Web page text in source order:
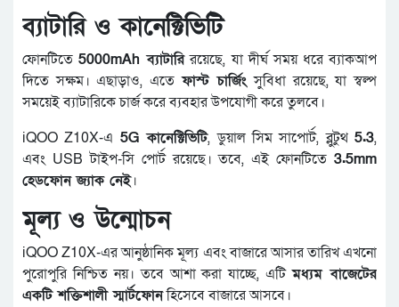
ব্যাটারি ও কানেক্টিভিটি
ফোনটিতে5000mAh ব্যাটারিরয়েছে, যা দীর্ঘ সময় ধরে ব্যাকআপ
দিতে সক্ষম। এছাড়াও, এতেফাস্ট চার্জিংসুবিধা রয়েছে, যা স্বল্প
সময়েই ব্যাটারিকে চার্জ করে ব্যবহার উপযোগী করে তুলবে।
iQOO Z10X-এ 5G কানেক্টিভিটি, ডুয়াল সিম সাপোর্ট, ব্লুটুথ 5.3,
এবং USB টাইপ-সি পোর্ট রয়েছে। তবে, এই ফোনটিতে 3.5mm
হেডফোন জ্যাক নেই।
মূল্য ও উন্মোচন
iQOO Z10X-এর আনুষ্ঠানিক মূল্য এবং বাজারে আসার তারিখ এখনো
পুরোপুরি নিশ্চিত নয়। তবে আশা করা যাচ্ছে, এটিমধ্যম বাজেটের
একটি শক্তিশালী স্মার্টফোনহিসেবে বাজারে আসবে।